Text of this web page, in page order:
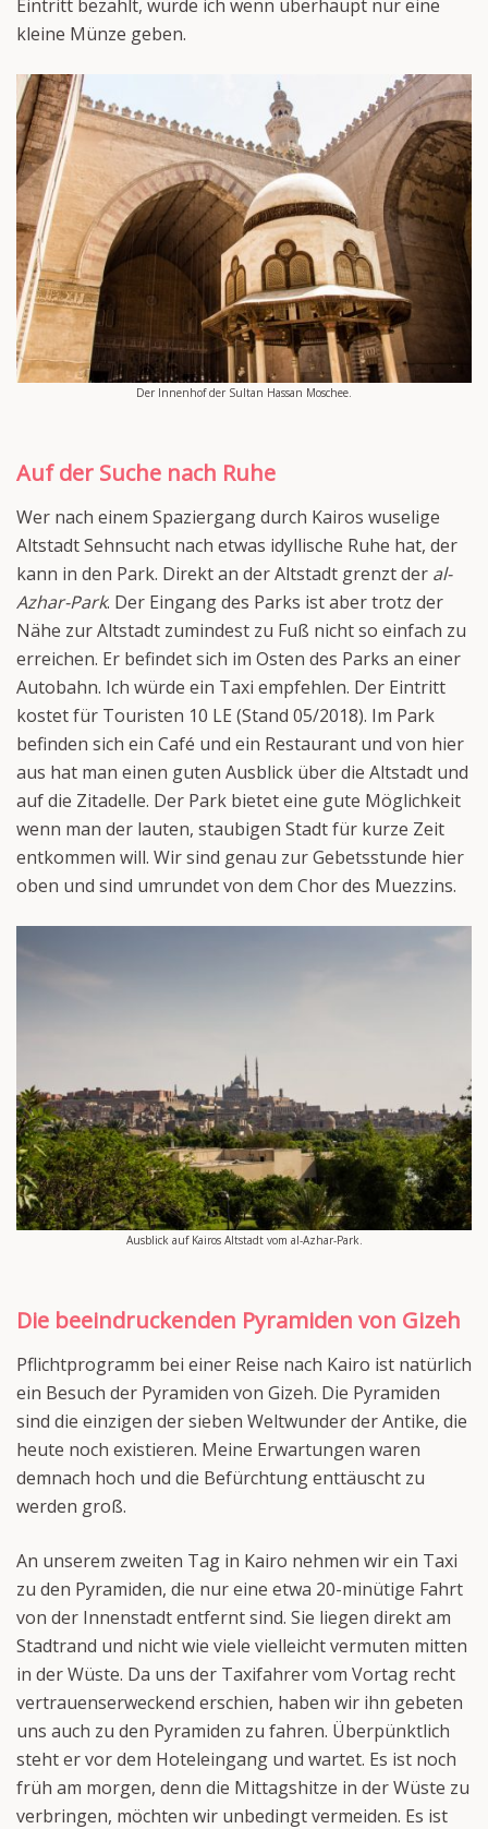
Eintritt bezahlt, würde ich wenn überhaupt nur eine
kleine Münze geben.
Der Innenhof der Sultan Hassan Moschee.
Auf der Suche nach Ruhe
Wer nach einem Spaziergang durch Kairos wuselige
Altstadt Sehnsucht nach etwas idyllische Ruhe hat, der
kann in den Park. Direkt an der Altstadt grenzt der al-
Azhar-Park. Der Eingang des Parks ist aber trotz der
Nähe zur Altstadt zumindest zu Fuß nicht so einfach zu
erreichen. Er befindet sich im Osten des Parks an einer
Autobahn. Ich würde ein Taxi empfehlen. Der Eintritt
kostet für Touristen 10 LE (Stand 05/2018). Im Park
befinden sich ein Café und ein Restaurant und von hier
aus hat man einen guten Ausblick über die Altstadt und
auf die Zitadelle. Der Park bietet eine gute Möglichkeit
wenn man der lauten, staubigen Stadt für kurze Zeit
entkommen will. Wir sind genau zur Gebetsstunde hier
oben und sind umrundet von dem Chor des Muezzins.
Ausblick auf Kairos Altstadt vom al-Azhar-Park.
Die beeindruckenden Pyramiden von Gizeh
Pflichtprogramm bei einer Reise nach Kairo ist natürlich
ein Besuch der Pyramiden von Gizeh. Die Pyramiden
sind die einzigen der sieben Weltwunder der Antike, die
heute noch existieren. Meine Erwartungen waren
demnach hoch und die Befürchtung enttäuscht zu
werden groß.
An unserem zweiten Tag in Kairo nehmen wir ein Taxi
zu den Pyramiden, die nur eine etwa 20-minütige Fahrt
von der Innenstadt entfernt sind. Sie liegen direkt am
Stadtrand und nicht wie viele vielleicht vermuten mitten
in der Wüste. Da uns der Taxifahrer vom Vortag recht
vertrauenserweckend erschien, haben wir ihn gebeten
uns auch zu den Pyramiden zu fahren. Überpünktlich
steht er vor dem Hoteleingang und wartet. Es ist noch
früh am morgen, denn die Mittagshitze in der Wüste zu
verbringen, möchten wir unbedingt vermeiden. Es ist